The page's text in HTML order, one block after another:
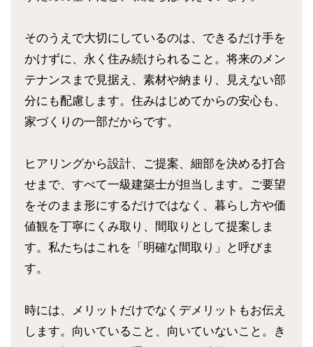
そのうえで大切にしているのは、できるだけ手を
かけずに、永く住み続けられること。将来のメン
テナンスまで見据え、素材や納まり、見えない部
分にも配慮します。住みはじめてからの安心も、
家づくりの一部だからです。
ヒアリングから設計、ご提案、細部を決める打合
せまで、すべて一級建築士が担当します。ご要望
をそのまま形にするだけではなく、暮らし方や価
値観を丁寧にくみ取り、間取りとして提案しま
す。私たちはこれを「明確な間取り」と呼びま
す。
時には、メリットだけでなくデメリットもお伝え
します。向いていること、向いていないこと。き